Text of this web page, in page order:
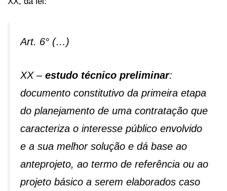
Art. 6° (…)
XX – estudo técnico preliminar:
documento constitutivo da primeira etapa
do planejamento de uma contratação que
caracteriza o interesse público envolvido
e a sua melhor solução e dá base ao
anteprojeto, ao termo de referência ou ao
projeto básico a serem elaborados caso